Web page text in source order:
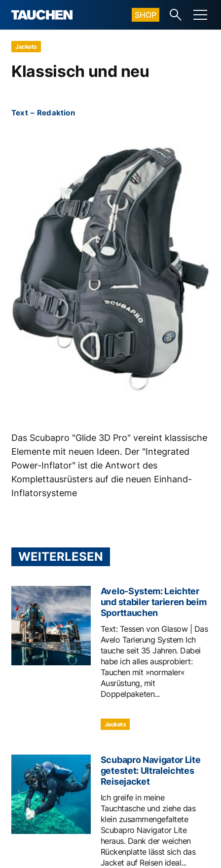
SHOP
Jackets
Klassisch und neu
Text – Redaktion
Das Scubapro "Glide 3D Pro" vereint klassische
Elemente mit neuen Ideen. Der "Integrated
Power-Inflator" ist die Antwort des
Komplettausrüsters auf die neuen Einhand-
Inflatorsysteme
WEITERLESEN
Avelo-System: Leichter
und stabiler tarieren beim
Sporttauchen
Text: Tessen von Glasow | Das
Avelo Tarierung System Ich
tauche seit 35 Jahren. Dabei
habe ich alles ausprobiert:
Tauchen mit »normaler«
Ausrüstung, mit
Doppelpaketen...
Jackets
Scubapro Navigator Lite
getestet: Ultraleichtes
Reisejacket
Ich greife in meine
Tauchtasche und ziehe das
klein zusammengefaltete
Scubapro Navigator Lite
heraus. Dank der weichen
Rückenplatte lässt sich das
Jacket auf Reisen ideal...